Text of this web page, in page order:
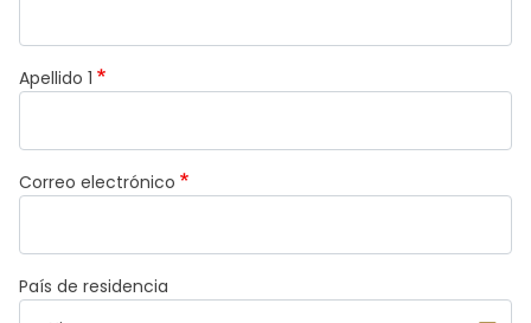
Apellido 1
Correo electrónico
País de residencia